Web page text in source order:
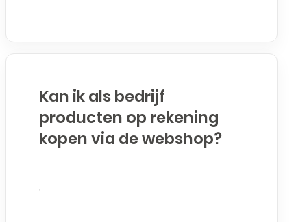
Kan ik als bedrijf
producten op rekening
kopen via de webshop?